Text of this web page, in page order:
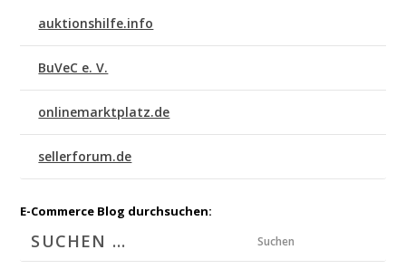
auktionshilfe.info
BuVeC e. V.
onlinemarktplatz.de
sellerforum.de
E-Commerce Blog durchsuchen:
Suchen